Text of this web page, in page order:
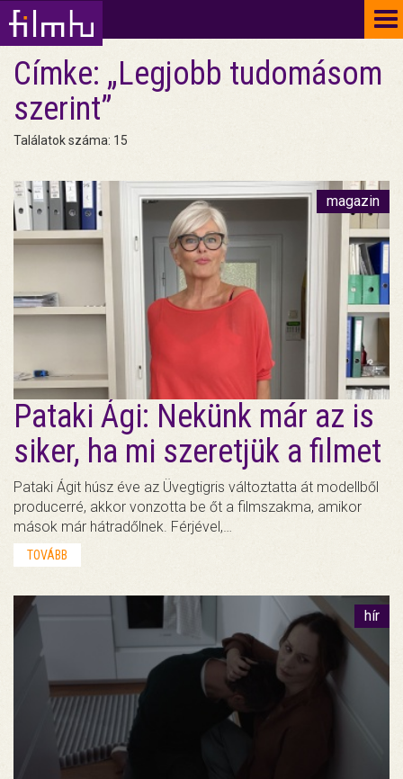
Címke: „Legjobb tudomásom
szerint”
Találatok száma: 15
magazin
Pataki Ági: Nekünk már az is
siker, ha mi szeretjük a filmet
Pataki Ágit húsz éve az Üvegtigris változtatta át modellből
producerré, akkor vonzotta be őt a filmszakma, amikor
mások már hátradőlnek. Férjével,…
TOVÁBB
hír